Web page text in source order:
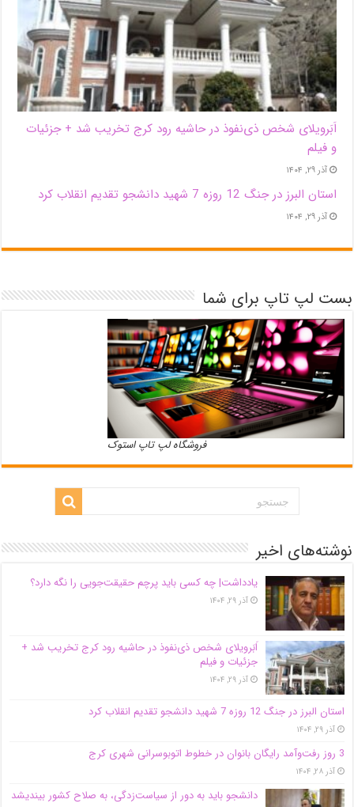
اَبَر‌ویلای شخص ذی‌نفوذ در حاشیه‌ رود کرج تخریب شد + جزئیات
و فیلم
آذر ۲۹, ۱۴۰۴
استان البرز در جنگ 12 روزه 7 شهید دانشجو تقدیم انقلاب کرد
آذر ۲۹, ۱۴۰۴
بست لپ تاپ برای شما
فروشگاه لپ تاپ استوک
نوشته‌های اخیر
یادداشت| ‌چه کسی باید پرچم حقیقت‌جویی را نگه دارد؟
آذر ۲۹, ۱۴۰۴
اَبَر‌ویلای شخص ذی‌نفوذ در حاشیه‌ رود کرج تخریب شد +
جزئیات و فیلم
آذر ۲۹, ۱۴۰۴
استان البرز در جنگ 12 روزه 7 شهید دانشجو تقدیم انقلاب کرد
آذر ۲۹, ۱۴۰۴
3 روز رفت‌وآمد رایگان بانوان در خطوط اتوبوسرانی شهری کرج
آذر ۲۸, ۱۴۰۴
دانشجو باید به دور از سیاست‌زدگی، به صلاح کشور بیندیشد